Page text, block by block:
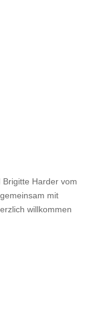
Harder vom
mit
willkommen